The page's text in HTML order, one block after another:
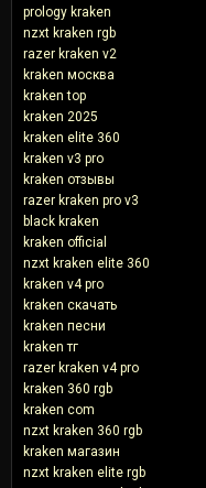
prology kraken
nzxt kraken rgb
razer kraken v2
kraken москва
kraken top
kraken 2025
kraken elite 360
kraken v3 pro
kraken отзывы
razer kraken pro v3
black kraken
kraken official
nzxt kraken elite 360
kraken v4 pro
kraken скачать
kraken песни
kraken тг
razer kraken v4 pro
kraken 360 rgb
kraken com
nzxt kraken 360 rgb
kraken магазин
nzxt kraken elite rgb